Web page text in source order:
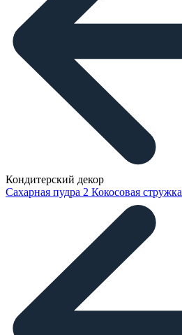
Кондитерский декор
Сахарная пудра 2 Кокосовая стружка